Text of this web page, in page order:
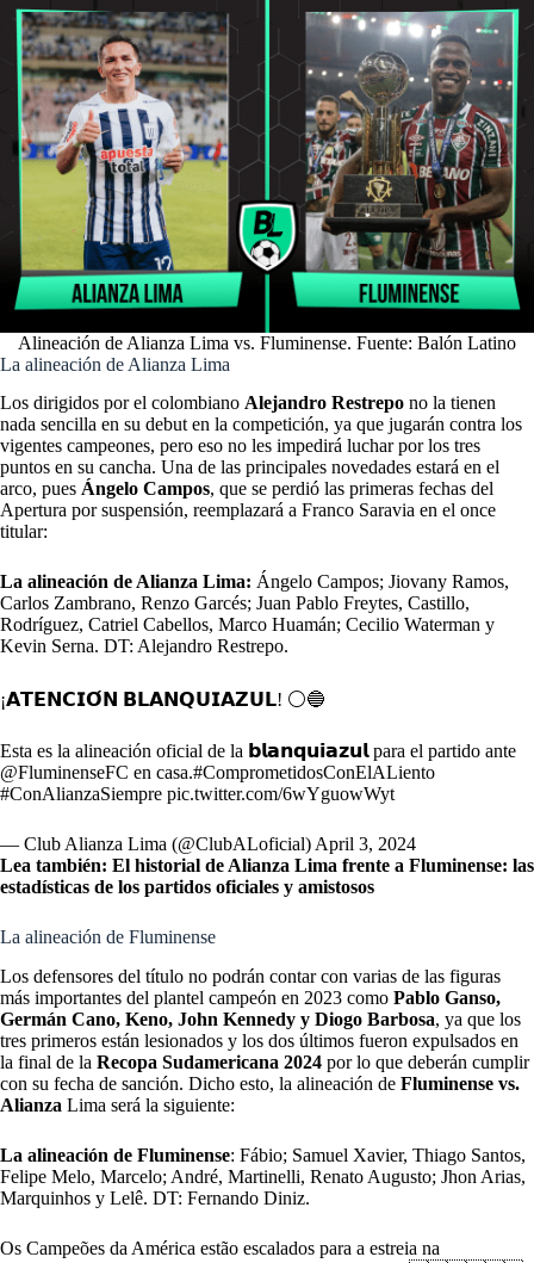
Alineación de Alianza Lima vs. Fluminense. Fuente: Balón Latino
La alineación de Alianza Lima
Los dirigidos por el colombiano Alejandro Restrepo no la tienen
nada sencilla en su debut en la competición, ya que jugarán contra los
vigentes campeones, pero eso no les impedirá luchar por los tres
puntos en su cancha. Una de las principales novedades estará en el
arco, pues Ángelo Campos, que se perdió las primeras fechas del
Apertura por suspensión, reemplazará a Franco Saravia en el once
titular:
La alineación de Alianza Lima: Ángelo Campos; Jiovany Ramos,
Carlos Zambrano, Renzo Garcés; Juan Pablo Freytes, Castillo,
Rodríguez, Catriel Cabellos, Marco Huamán; Cecilio Waterman y
Kevin Serna. DT: Alejandro Restrepo.
¡𝗔𝗧𝗘𝗡𝗖𝗜𝗢́𝗡 𝗕𝗟𝗔𝗡𝗤𝗨𝗜𝗔𝗭𝗨𝗟! ⚪️🔵
Esta es la alineación oficial de la 𝗯𝗹𝗮𝗻𝗾𝘂𝗶𝗮𝘇𝘂𝗹 para el partido ante
@FluminenseFC en casa.#ComprometidosConElALiento
#ConAlianzaSiempre pic.twitter.com/6wYguowWyt
— Club Alianza Lima (@ClubALoficial)April 3, 2024
Lea también: El historial de Alianza Lima frente a Fluminense: las
estadísticas de los partidos oficiales y amistosos
La alineación de Fluminense
Los defensores del título no podrán contar con varias de las figuras
más importantes del plantel campeón en 2023 como Pablo Ganso,
Germán Cano, Keno, John Kennedy y Diogo Barbosa, ya que los
tres primeros están lesionados y los dos últimos fueron expulsados en
la final de la Recopa Sudamericana 2024 por lo que deberán cumplir
con su fecha de sanción. Dicho esto, la alineación de Fluminense vs.
Alianza Lima será la siguiente:
La alineación de Fluminense: Fábio; Samuel Xavier, Thiago Santos,
Felipe Melo, Marcelo; André, Martinelli, Renato Augusto; Jhon Arias,
Marquinhos y Lelê. DT: Fernando Diniz.
Os Campeões da América estão escalados para a estreia na